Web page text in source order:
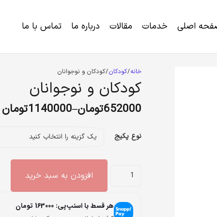
اصلی خدمات مقالات درباره ما تماس با ما
خانه/کودکان/ کودکان و نوجوانان
کودکان و نوجوانان
652000تومان–
1140000تومان
نوع پکیج
کودکان
عدد
افزودن به سبد خرید
هر قسط با اسنپ‌پی: 163000 تومان